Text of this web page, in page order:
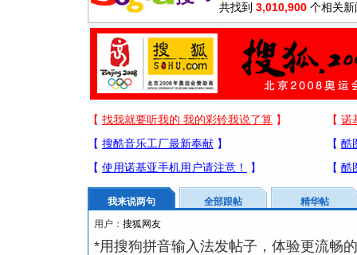
共找到 3,010,900 个相关新
我来说两句 全部跟帖
精华帖
用户：
*用搜狗拼音输入法发帖子，体验更流畅